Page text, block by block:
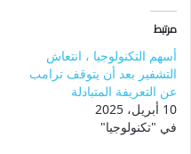
مرتبط
أسهم التكنولوجيا ، انتعاش
التشفير بعد أن يتوقف ترامب
عن التعريفة المتبادلة
10 أبريل، 2025
في "تكنولوجيا"